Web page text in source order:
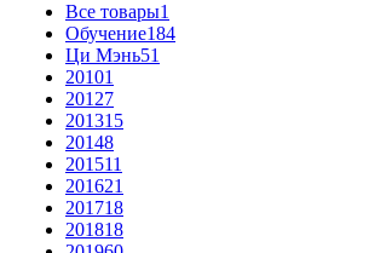
Все товары1
Обучение184
Ци Мэнь51
20101
20127
201315
20148
201511
201621
201718
201818